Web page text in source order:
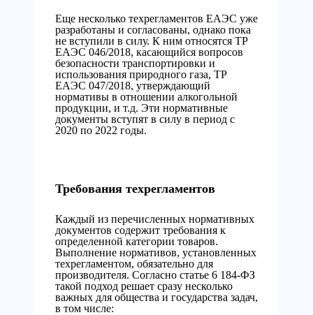
Еще несколько техрегламентов ЕАЭС уже
разработаны и согласованы, однако пока
не вступили в силу. К ним относятся ТР
ЕАЭС 046/2018, касающийся вопросов
безопасности транспортировки и
использования природного газа, TP
ЕАЭС 047/2018, утверждающий
нормативы в отношении алкогольной
продукции, и т.д. Эти нормативные
документы вступят в силу в период с
2020 по 2022 годы.
Требования техрегламентов
Каждый из перечисленных нормативных
документов содержит требования к
определенной категории товаров.
Выполнение нормативов, установленных
техрегламентом, обязательно для
производителя. Согласно статье 6 184-ФЗ
такой подход решает сразу несколько
важных для общества и государства задач,
в том числе: